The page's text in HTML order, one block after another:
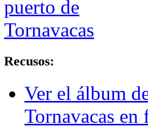
Recusos:
Ver el álbum
Tornavacas